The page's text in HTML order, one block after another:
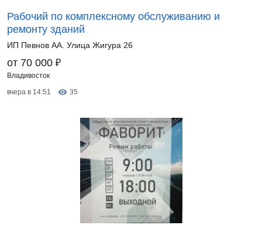
Рабочий по комплексному обслуживанию и
ремонту зданий
ИП Певнов АА. Улица Жигура 26
от 70 000 ₽
Владивосток
вчера в 14:51
35